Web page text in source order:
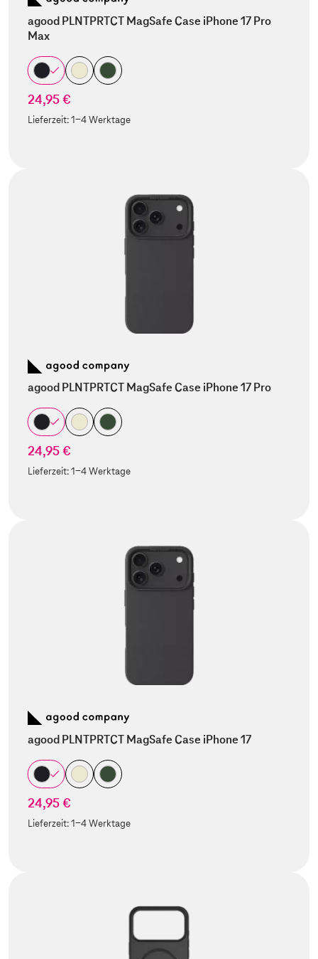
agood PLNTPRTCT MagSafe Case iPhone 17 Pro
Max
24,95 €
Lieferzeit:1-4 Werktage
agood PLNTPRTCT MagSafe Case iPhone 17 Pro
24,95 €
Lieferzeit:1-4 Werktage
agood PLNTPRTCT MagSafe Case iPhone 17
24,95 €
Lieferzeit:1-4 Werktage